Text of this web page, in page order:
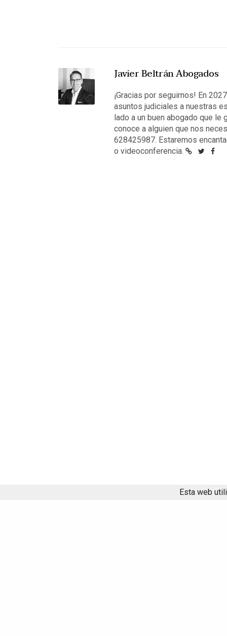
Javier Beltrán Abogados
¡Gracias por seguirnos! En
asuntos judiciales a nuestras
lado a un buen abogado que
conoce a alguien que nos
628425987. Estaremos
o videoconferencia.
Esta web